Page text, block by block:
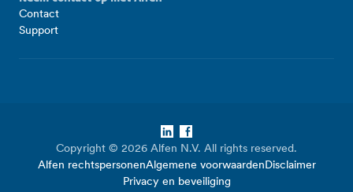
Contact
Support
Copyright © 2026 Alfen N.V. All rights reserved.
Alfen rechtspersonenAlgemene voorwaardenDisclaimer
Privacy en beveiliging
LinkedIn